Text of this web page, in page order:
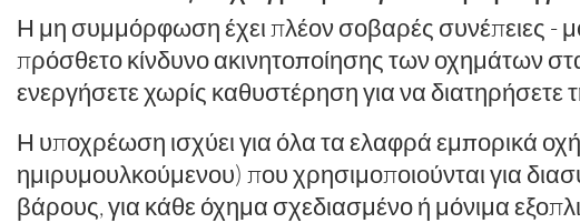
Η μη συμμόρφωση έχει πλέον σοβαρές συνέπειες -
πρόσθετο κίνδυνοακινητοποίησης των οχημάτων
ενεργήσετε χωρίς καθυστέρηση για να διατηρήσετε
Η υποχρέωση ισχύει για όλα ταελαφρά εμπορικά
ημιρυμουλκούμενου) που χρησιμοποιούνται για
βάρους, για κάθε όχημα σχεδιασμένο ή μόνιμα